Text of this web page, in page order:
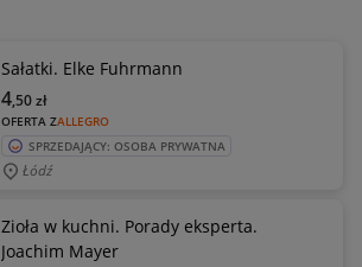
Sałatki. Elke Fuhrmann
OFERTA ZALLEGRO
4,50zł
SPRZEDAJĄCY: OSOBA PRYWATNA
Łódź
Zioła w kuchni. Porady eksperta.
Joachim Mayer